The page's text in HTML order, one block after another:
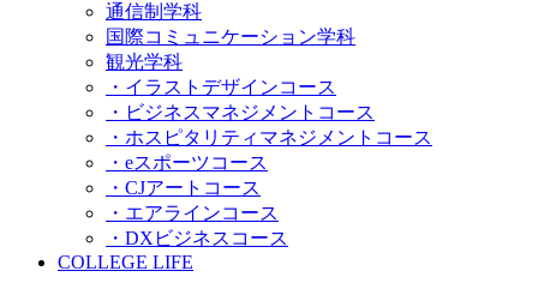
通信制学科
国際コミュニケーション学科
観光学科
・イラストデザインコース
・ビジネスマネジメントコース
・ホスピタリティマネジメントコース
・eスポーツコース
・CJアートコース
・エアラインコース
・DXビジネスコース
COLLEGE LIFE